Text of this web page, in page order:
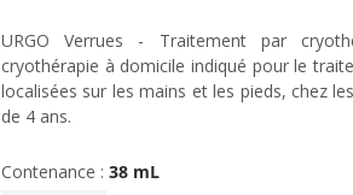
URGO Verrues - Traitement par
cryothérapie à domicile indiqué pour le
localisées sur les mains et les pieds, chez
de 4 ans.
Contenance : 38 mL